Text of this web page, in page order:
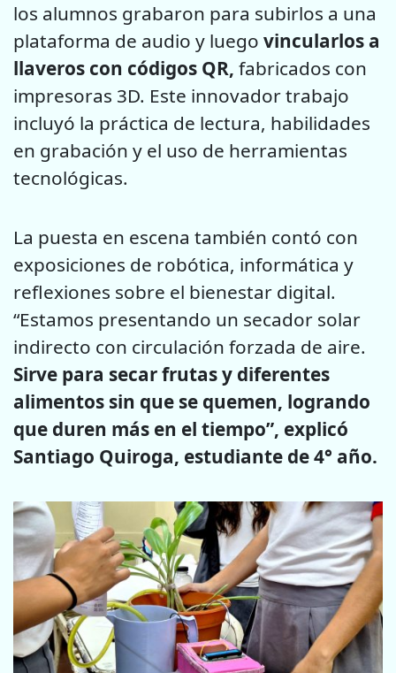
los alumnos grabaron para subirlos a una
plataforma de audio y luego vincularlos a
llaveros con códigos QR, fabricados con
impresoras 3D. Este innovador trabajo
incluyó la práctica de lectura, habilidades
en grabación y el uso de herramientas
tecnológicas.
La puesta en escena también contó con
exposiciones de robótica, informática y
reflexiones sobre el bienestar digital.
“Estamos presentando un secador solar
indirecto con circulación forzada de aire.
Sirve para secar frutas y diferentes
alimentos sin que se quemen, logrando
que duren más en el tiempo”, explicó
Santiago Quiroga, estudiante de 4° año.